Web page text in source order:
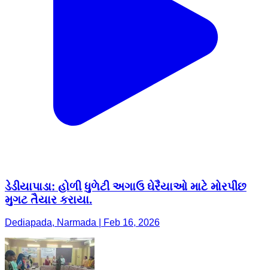
ડેડીયાપાડા: હોળી ધુળેટી અગાઉ ઘેરૈયાઓ માટે મોરપીંછ
મુગટ તૈયાર કરાયા.
Dediapada, Narmada | Feb 16, 2026